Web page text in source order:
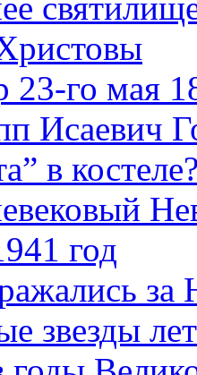
го мая
Исаевич
в
год
за
звезды